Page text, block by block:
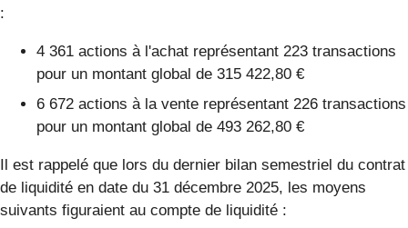
:
4 361 actions à l'achat représentant 223 transactions
pour un montant global de 315 422,80 €
6 672 actions à la vente représentant 226 transactions
pour un montant global de 493 262,80 €
Il est rappelé que lors du dernier bilan semestriel du contrat
de liquidité en date du 31 décembre 2025, les moyens
suivants figuraient au compte de liquidité :